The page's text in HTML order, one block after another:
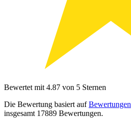
Bewertet mit 4.87 von 5 Sternen
Die Bewertung basiert aufBewertungen
insgesamt 17889 Bewertungen.